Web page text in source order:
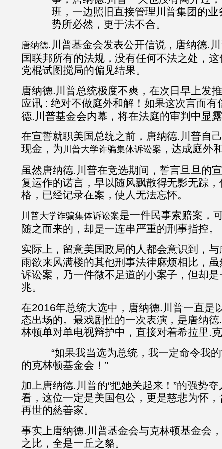
班，一边照旧直接管理川普集团的业
势所必然，更于法不合。
唐纳德.川普基金会发表公开信说，唐纳德.
国联邦所有的法规，没有任何不法之处，
党棍试图搅局的偏见结果。
唐纳德.川普总统极度不爽，在次日早上发
应讯 : 绝对不做庭外和解！如果这次言而有
德.川普基金会内幕，将在法庭的审判中显
在宣誓就职美国总统之前，唐纳德.川普自
现金，为 川普大学诈骗集体诉讼案 ，达成庭外
虽然唐纳德.川普在竞选期间，誓言旦旦的
复运作的诺言，早以随风飘散得无影无踪
格，已经记录在案，使人无法忘怀。
川普大学诈骗集体诉讼案是一件民事索赔案，
随之而来的，却是一连串严重的刑事指控。
实际上，留意美国政局的人都会意识到，与
雨欲来风满楼的其他刑事法律麻烦相比，
诉讼案，乃一件微不足道的小案子，但却
兆。
在2016年总统大选中，唐纳德.川普一直是
态出场的。最戏剧性的一次表演，是唐纳
林顿单对单电视辩护中，直接对着希拉里.
“如果我当选为总统，我一定命令我的
的克林顿基金会！”
加上唐纳德.川普的“把她关起来！”的强势
看，这位一定是美国包公，更是慈悲为怀
再世的慈善家。
事实上唐纳德.川普基金会与克林顿基金会
之比，全是一丘之貉。